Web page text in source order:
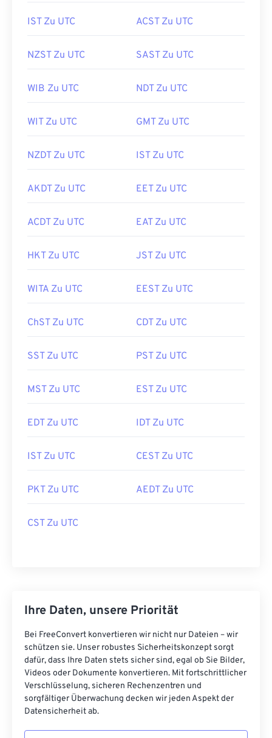
IST Zu UTC ACST Zu UTC
NZST Zu UTC SAST Zu UTC
WIB Zu UTC NDT Zu UTC
WIT Zu UTC GMT Zu UTC
NZDT Zu UTC IST Zu UTC
AKDT Zu UTC EET Zu UTC
ACDT Zu UTC EAT Zu UTC
HKT Zu UTC JST Zu UTC
WITA Zu UTC EEST Zu UTC
ChST Zu UTC CDT Zu UTC
SST Zu UTC PST Zu UTC
MST Zu UTC EST Zu UTC
EDT Zu UTC IDT Zu UTC
IST Zu UTC CEST Zu UTC
PKT Zu UTC AEDT Zu UTC
CST Zu UTC
Ihre Daten, unsere Priorität
Bei FreeConvert konvertieren wir nicht nur Dateien – wir
schützen sie. Unser robustes Sicherheitskonzept sorgt
dafür, dass Ihre Daten stets sicher sind, egal ob Sie Bilder,
Videos oder Dokumente konvertieren. Mit fortschrittlicher
Verschlüsselung, sicheren Rechenzentren und
sorgfältiger Überwachung decken wir jeden Aspekt der
Datensicherheit ab.